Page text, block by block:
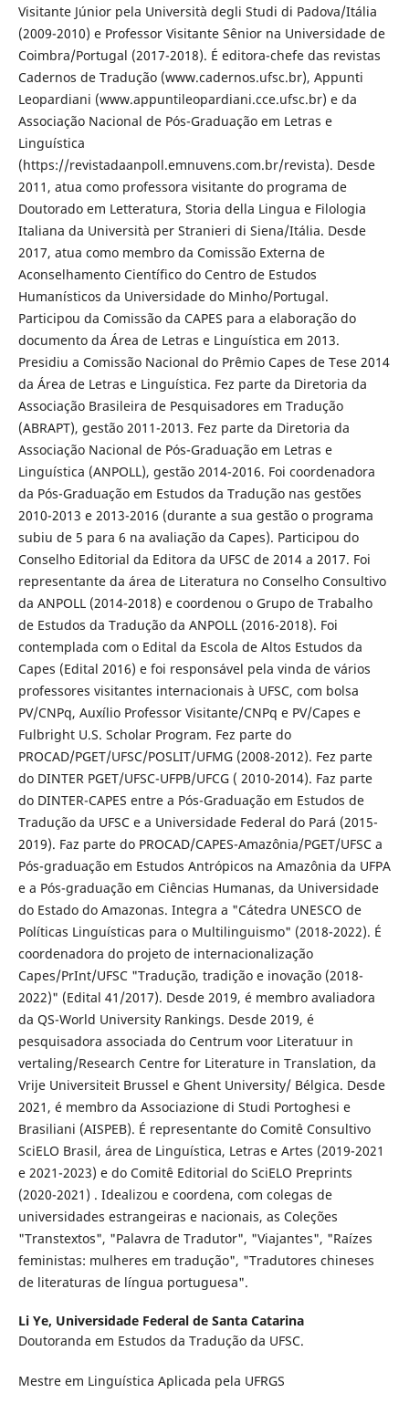
Visitante Júnior pela Università degli Studi di Padova/Itália
(2009-2010) e Professor Visitante Sênior na Universidade de
Coimbra/Portugal (2017-2018). É editora-chefe das revistas
Cadernos de Tradução (www.cadernos.ufsc.br), Appunti
Leopardiani (www.appuntileopardiani.cce.ufsc.br) e da
Associação Nacional de Pós-Graduação em Letras e
Linguística
(https://revistadaanpoll.emnuvens.com.br/revista). Desde
2011, atua como professora visitante do programa de
Doutorado em Letteratura, Storia della Lingua e Filologia
Italiana da Università per Stranieri di Siena/Itália. Desde
2017, atua como membro da Comissão Externa de
Aconselhamento Científico do Centro de Estudos
Humanísticos da Universidade do Minho/Portugal.
Participou da Comissão da CAPES para a elaboração do
documento da Área de Letras e Linguística em 2013.
Presidiu a Comissão Nacional do Prêmio Capes de Tese 2014
da Área de Letras e Linguística. Fez parte da Diretoria da
Associação Brasileira de Pesquisadores em Tradução
(ABRAPT), gestão 2011-2013. Fez parte da Diretoria da
Associação Nacional de Pós-Graduação em Letras e
Linguística (ANPOLL), gestão 2014-2016. Foi coordenadora
da Pós-Graduação em Estudos da Tradução nas gestões
2010-2013 e 2013-2016 (durante a sua gestão o programa
subiu de 5 para 6 na avaliação da Capes). Participou do
Conselho Editorial da Editora da UFSC de 2014 a 2017. Foi
representante da área de Literatura no Conselho Consultivo
da ANPOLL (2014-2018) e coordenou o Grupo de Trabalho
de Estudos da Tradução da ANPOLL (2016-2018). Foi
contemplada com o Edital da Escola de Altos Estudos da
Capes (Edital 2016) e foi responsável pela vinda de vários
professores visitantes internacionais à UFSC, com bolsa
PV/CNPq, Auxílio Professor Visitante/CNPq e PV/Capes e
Fulbright U.S. Scholar Program. Fez parte do
PROCAD/PGET/UFSC/POSLIT/UFMG (2008-2012). Fez parte
do DINTER PGET/UFSC-UFPB/UFCG ( 2010-2014). Faz parte
do DINTER-CAPES entre a Pós-Graduação em Estudos de
Tradução da UFSC e a Universidade Federal do Pará (2015-
2019). Faz parte do PROCAD/CAPES-Amazônia/PGET/UFSC a
Pós-graduação em Estudos Antrópicos na Amazônia da UFPA
e a Pós-graduação em Ciências Humanas, da Universidade
do Estado do Amazonas. Integra a "Cátedra UNESCO de
Políticas Linguísticas para o Multilinguismo" (2018-2022). É
coordenadora do projeto de internacionalização
Capes/PrInt/UFSC "Tradução, tradição e inovação (2018-
2022)" (Edital 41/2017). Desde 2019, é membro avaliadora
da QS-World University Rankings. Desde 2019, é
pesquisadora associada do Centrum voor Literatuur in
vertaling/Research Centre for Literature in Translation, da
Vrije Universiteit Brussel e Ghent University/ Bélgica. Desde
2021, é membro da Associazione di Studi Portoghesi e
Brasiliani (AISPEB). É representante do Comitê Consultivo
SciELO Brasil, área de Linguística, Letras e Artes (2019-2021
e 2021-2023) e do Comitê Editorial do SciELO Preprints
(2020-2021) . Idealizou e coordena, com colegas de
universidades estrangeiras e nacionais, as Coleções
"Transtextos", "Palavra de Tradutor", "Viajantes", "Raízes
feministas: mulheres em tradução", "Tradutores chineses
de literaturas de língua portuguesa".
Li Ye, Universidade Federal de Santa Catarina
Doutoranda em Estudos da Tradução da UFSC.
Mestre em Linguística Aplicada pela UFRGS